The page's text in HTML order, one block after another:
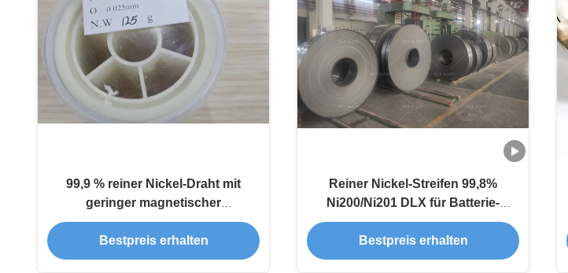
99,9 % reiner Nickel-Draht mit
geringer magnetischer
Permeabilität, hoher
Wärmeleitfähigkeit und
ausgezeichneter Schweißbarkeit
Bestpreis erhalten
Reiner Nickel-Streifen 99,8%
Ni200/Ni201 DLX für Batterie-
Punktschweissen
Bestpreis erhalten